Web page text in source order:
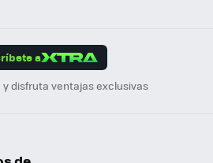
a
y disfruta ventajas exclusivas